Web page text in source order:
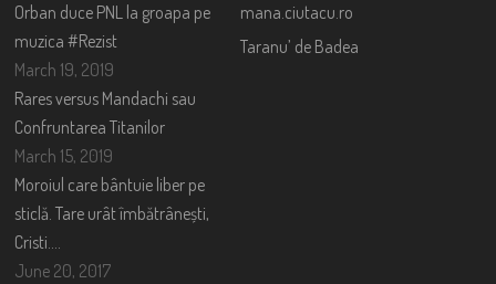
Orban duce PNL la groapa pe
muzica #Rezist
March 19, 2019
Rares versus Mandachi sau
Confruntarea Titanilor
March 15, 2019
Moroiul care bântuie liber pe
sticlă. Tare urât îmbătrânești,
Cristi….
June 20, 2017
mana.ciutacu.ro
Taranu’ de Badea